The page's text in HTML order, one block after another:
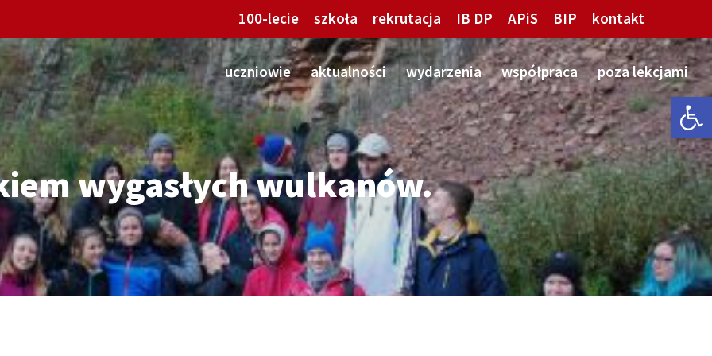
100-lecie szkoła rekrutacja IB DP APiS BIP kontakt
uczniowie aktualności wydarzenia współpraca poza lekcjami
wygasłych wulkanów.